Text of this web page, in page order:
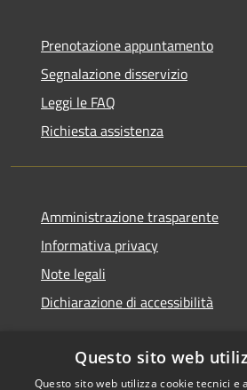
Prenotazione appuntamento
Segnalazione disservizio
Leggi le FAQ
Richiesta assistenza
Amministrazione trasparente
Informativa privacy
Note legali
Dichiarazione di accessibilità
Questo sito web
Questo sito web utilizza cookie tecnici